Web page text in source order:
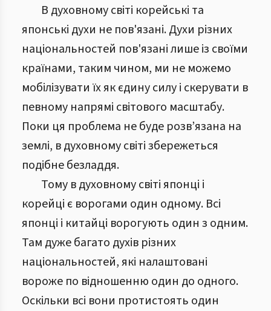
В духовному світі корейські та
японські духи не пов'язані. Духи різних
національностей пов'язані лише із своїми
країнами, таким чином, ми не можемо
мобілізувати їх як єдину силу і скерувати в
певному напрямі світового масштабу.
Поки ця проблема не буде розв’язана на
землі, в духовному світі збережеться
подібне безладдя.
Тому в духовному світі японці і
корейці є ворогами один одному. Всі
японці і китайці ворогують один з одним.
Там дуже багато духів різних
національностей, які налаштовані
вороже по відношенню один до одного.
Оскільки всі вони протистоять один